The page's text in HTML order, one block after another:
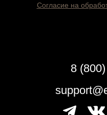
Согласие на
8